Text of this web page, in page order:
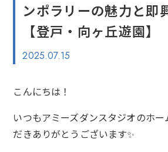
ンポラリーの魅力と即
【登戸・向ヶ丘遊園】
2025.07.15
こんにちは！
いつもアミーズダンスタジオのホ
だきありがとうございます✨